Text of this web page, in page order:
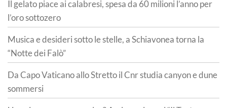
Il gelato piace ai calabresi, spesa da 60 milioni l’anno per
l’oro sottozero
Musica e desideri sotto le stelle, a Schiavonea torna la
“Notte dei Falò”
Da Capo Vaticano allo Stretto il Cnr studia canyon e dune
sommersi